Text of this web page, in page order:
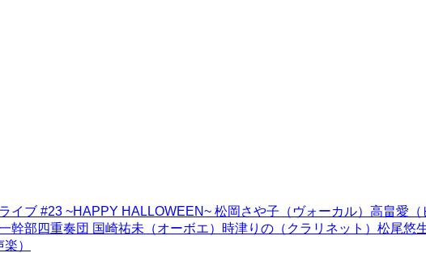
イブ #23 ~HAPPY HALLOWEEN~ 松岡さや子（ヴォーカル）高畠愛（
幹部四重奏団 国崎祐未（オーボエ）時津りの（クラリネット）松尾悠
）